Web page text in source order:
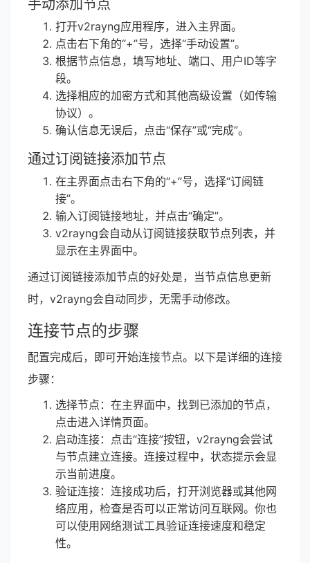
手动添加节点
打开v2rayng应用程序，进入主界面。
点击右下角的“+”号，选择“手动设置”。
根据节点信息，填写地址、端口、用户ID等字
段。
选择相应的加密方式和其他高级设置（如传输
协议）。
确认信息无误后，点击“保存”或“完成”。
通过订阅链接添加节点
在主界面点击右下角的“+”号，选择“订阅链
接”。
输入订阅链接地址，并点击“确定”。
v2rayng会自动从订阅链接获取节点列表，并
显示在主界面中。
通过订阅链接添加节点的好处是，当节点信息更新
时，v2rayng会自动同步，无需手动修改。
连接节点的步骤
配置完成后，即可开始连接节点。以下是详细的连接
步骤：
选择节点：在主界面中，找到已添加的节点，
点击进入详情页面。
启动连接：点击“连接”按钮，v2rayng会尝试
与节点建立连接。连接过程中，状态提示会显
示当前进度。
验证连接：连接成功后，打开浏览器或其他网
络应用，检查是否可以正常访问互联网。你也
可以使用网络测试工具验证连接速度和稳定
性。